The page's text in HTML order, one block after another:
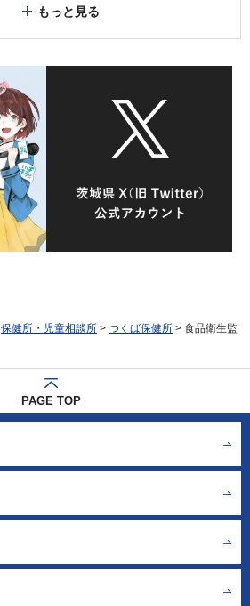
もっと見る
保健所・児童相談所 > つくば保健所 > 食品衛生監
PAGE TOP